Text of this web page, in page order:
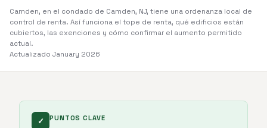
Camden, en el condado de Camden, NJ, tiene una ordenanza local de
control de renta. Así funciona el tope de renta, qué edificios están
cubiertos, las exenciones y cómo confirmar el aumento permitido
actual.
Actualizado January 2026
✓ PUNTOS CLAVE